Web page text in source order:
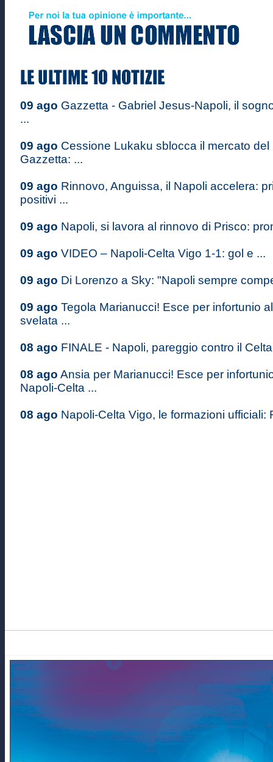
09 ago Gazzetta - Gabriel Jesus-Napoli, il
...
09 ago Cessione Lukaku sblocca il mercato del
Gazzetta: ...
09 ago Rinnovo, Anguissa, il Napoli accelera:
positivi ...
09 ago Napoli, si lavora al rinnovo di Prisco:
09 ago VIDEO – Napoli-Celta Vigo 1-1: gol e ...
09 ago Di Lorenzo a Sky: "Napoli sempre
09 ago Tegola Marianucci! Esce per infortunio
svelata ...
08 ago FINALE - Napoli, pareggio contro il
08 ago Ansia per Marianucci! Esce per
Napoli-Celta ...
08 ago Napoli-Celta Vigo, le formazioni ufficiali: